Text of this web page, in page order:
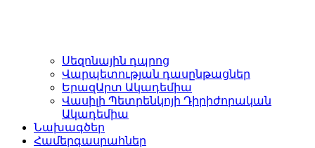
Սեզոնային դպրոց
Վարպետության դասընթացներ
ԵրազԱրտ Ակադեմիա
Վասիլի Պետրենկոյի Դիրիժորական
Ակադեմիա
Նախագծեր
Համերգասրահներ